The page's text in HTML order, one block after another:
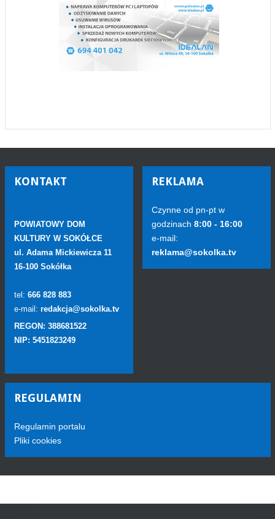
KONTAKT
POWIATOWY DOM
KULTURY W SOKÓŁCE
ul. Adama Mickiewicza 11
16-100 Sokółka
tel: 666 828 883
e-mail: redakcja@sokolka.tv
REGON: 388681522
NIP: 5451823249
REKLAMA
Czynne od pn-pt w
godzinach 8:00 - 16:00
e-mail:
reklama@sokolka.tv
REGULAMIN
Regulamin portalu
Pliki cookies